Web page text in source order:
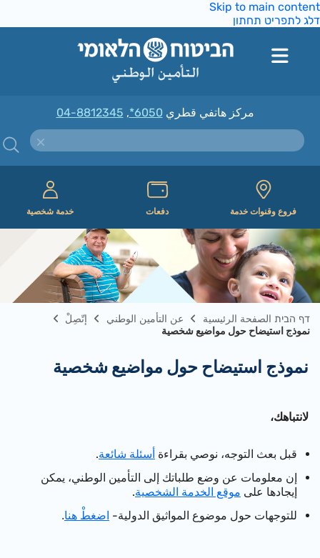
Skip to main
לתפריט תחתון
مركز هاتفي قطري*6050
,
04-8812345
فروع وقنوات خدمة دفعات خدمة شخصية
דף הבית الصفحة الرئيسية عن التأمين الوطني
إتّصِلْ
نموذج استيضاح حول مواضيع شخصية
نموذج استيضاح حول مواضيع شخصية
​لانتباهك،
قبل بعث التوجه، نوصي بقراءةأسئلة شائعة.
إن معلومات عن وضع طلباتك إلى التأمين الوطني، يمكن
إيجادها علىموقع الخدمة الشخصية.
للتوجهات حول موضوع المواثيق الدولية-اضغطْ هنا.